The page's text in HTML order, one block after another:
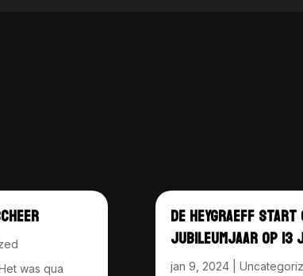
was qua
DE HEYGRAEFF
JUBILEUMJAAR OP 13
jan 9, 2024|